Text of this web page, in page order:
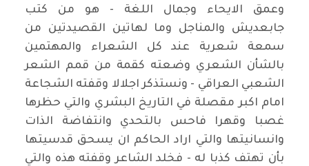
وعمق الايحاء وجمال اللغة - هو من كتب
جابعديش والمناجل وما لهاتين القصيدتين من
سمعة شعرية عند كل الشعراء والمهتمين
بالشأن الشعري وضعته كقمة من قمم الشعر
الشعبي العراقي - ونستذكر اجلالا وقفته الشجاعة
امام اكبر مقصلة في التاريخ البشري والتي حظرها
غصبا وقهرا فاحس بالتحدي وانتفاضة الذات
وانسانيتها والتي اراد الحاكم ان يسحق قدسيتها
بأن تهتف كذبا له - فخلد الشاعر وقفته هذه والتي